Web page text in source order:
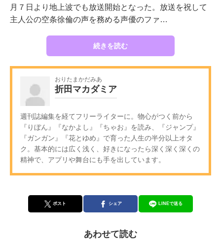
月７日より地上波でも放送開始となった。放送を祝して
主人公の空条徐倫の声を務める声優のファ…
続きを読む
おりたまかだみあ
折田マカダミア
週刊誌編集を経てフリーライターに。物心がつく前から
『りぼん』『なかよし』『ちゃお』を読み、『ジャンプ』
『ガンガン』『花とゆめ』で育った人生の半分以上オタ
ク。基本的には広く浅く、好きになったら深く深く深くの
精神で、アプリや舞台にも手を出しています。
ポスト シェア LINEで送る
あわせて読む